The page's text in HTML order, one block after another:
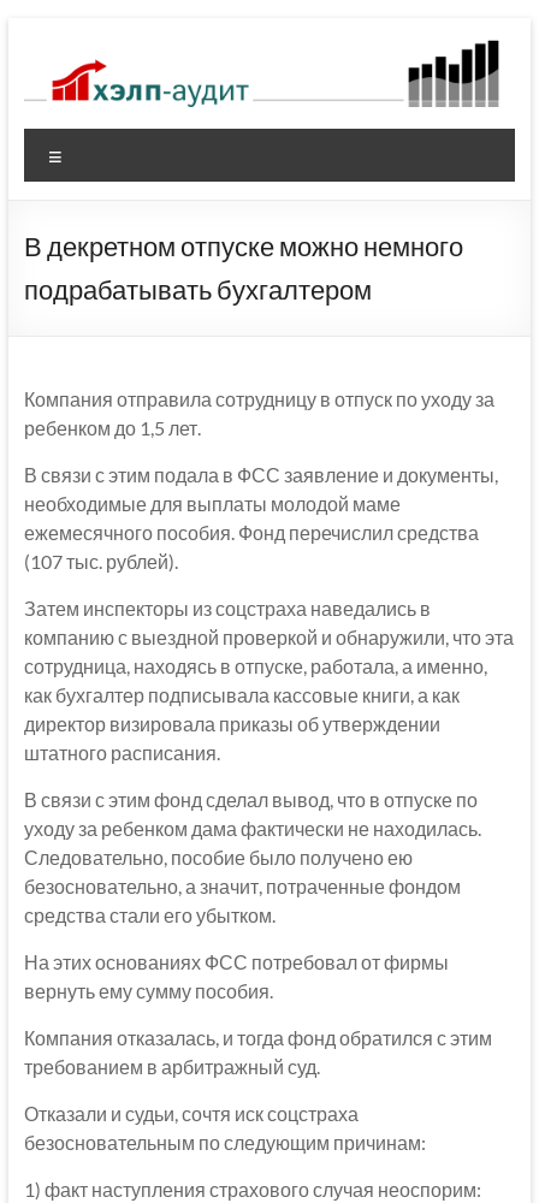
содержимому
В декретном отпуске можно немного
подрабатывать бухгалтером
Компания отправила сотрудницу в отпуск по уходу за
ребенком до 1,5 лет.
В связи с этим подала в ФСС заявление и документы,
необходимые для выплаты молодой маме
ежемесячного пособия. Фонд перечислил средства
(107 тыс. рублей).
Затем инспекторы из соцстраха наведались в
компанию с выездной проверкой и обнаружили, что эта
сотрудница, находясь в отпуске, работала, а именно,
как бухгалтер подписывала кассовые книги, а как
директор визировала приказы об утверждении
штатного расписания.
В связи с этим фонд сделал вывод, что в отпуске по
уходу за ребенком дама фактически не находилась.
Следовательно, пособие было получено ею
безосновательно, а значит, потраченные фондом
средства стали его убытком.
На этих основаниях ФСС потребовал от фирмы
вернуть ему сумму пособия.
Компания отказалась, и тогда фонд обратился с этим
требованием в арбитражный суд.
Отказали и судьи, сочтя иск соцстраха
безосновательным по следующим причинам:
1) факт наступления страхового случая неоспорим: